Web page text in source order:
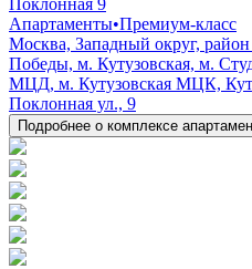
Апартаменты•Премиум-класс
Москва, Западный округ,
Победы, м. Кутузовская, м.
МЦД, м. Кутузовская МЦК,
Поклонная ул., 9
Подробнее о комплексе